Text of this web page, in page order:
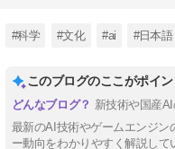
#科学 #文化 #ai #日本語
このブログのここがポイン
新技術や国産
最新のAI技術やゲームエンジン
ー動向をわかりやすく解説し